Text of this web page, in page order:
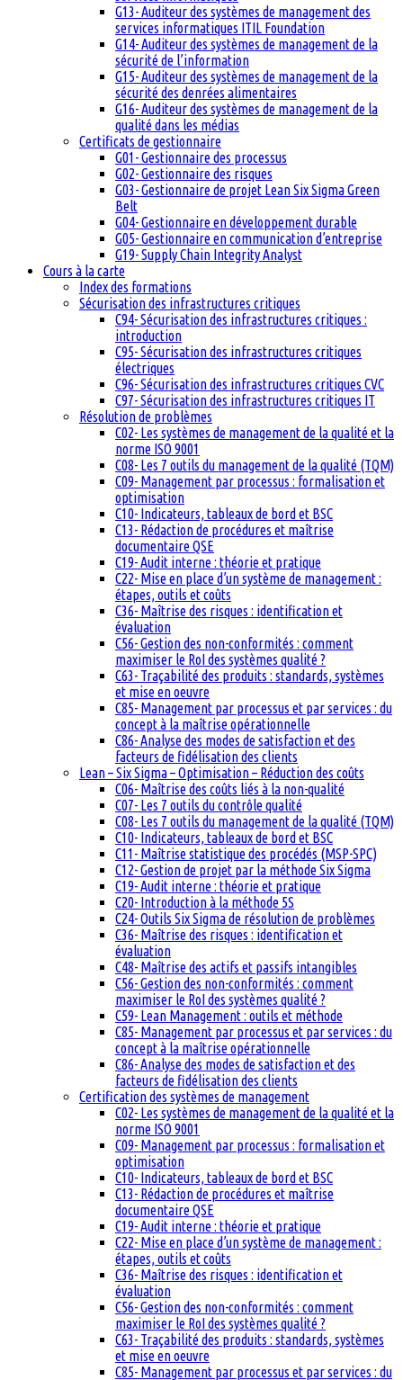
G13- Auditeur des systèmes de management des
services informatiques ITIL Foundation
G14- Auditeur des systèmes de management de la
sécurité de l’information
G15- Auditeur des systèmes de management de la
sécurité des denrées alimentaires
G16- Auditeur des systèmes de management de la
qualité dans les médias
Certificats de gestionnaire
G01- Gestionnaire des processus
G02- Gestionnaire des risques
G03- Gestionnaire de projet Lean Six Sigma Green
Belt
G04- Gestionnaire en développement durable
G05- Gestionnaire en communication d’entreprise
G19- Supply Chain Integrity Analyst
Cours à la carte
Index des formations
Sécurisation des infrastructures critiques
C94- Sécurisation des infrastructures critiques :
introduction
C95- Sécurisation des infrastructures critiques
électriques
C96- Sécurisation des infrastructures critiques CVC
C97- Sécurisation des infrastructures critiques IT
Résolution de problèmes
C02- Les systèmes de management de la qualité et la
norme ISO 9001
C08- Les 7 outils du management de la qualité (TQM)
C09- Management par processus : formalisation et
optimisation
C10- Indicateurs, tableaux de bord et BSC
C13- Rédaction de procédures et maîtrise
documentaire QSE
C19- Audit interne : théorie et pratique
C22- Mise en place d’un système de management :
étapes, outils et coûts
C36- Maîtrise des risques : identification et
évaluation
C56- Gestion des non-conformités : comment
maximiser le RoI des systèmes qualité ?
C63- Traçabilité des produits : standards, systèmes
et mise en oeuvre
C85- Management par processus et par services : du
concept à la maîtrise opérationnelle
C86- Analyse des modes de satisfaction et des
facteurs de fidélisation des clients
Lean – Six Sigma – Optimisation – Réduction des coûts
C06- Maîtrise des coûts liés à la non-qualité
C07- Les 7 outils du contrôle qualité
C08- Les 7 outils du management de la qualité (TQM)
C10- Indicateurs, tableaux de bord et BSC
C11- Maîtrise statistique des procédés (MSP-SPC)
C12- Gestion de projet par la méthode Six Sigma
C19- Audit interne : théorie et pratique
C20- Introduction à la méthode 5S
C24- Outils Six Sigma de résolution de problèmes
C36- Maîtrise des risques : identification et
évaluation
C48- Maîtrise des actifs et passifs intangibles
C56- Gestion des non-conformités : comment
maximiser le RoI des systèmes qualité ?
C59- Lean Management : outils et méthode
C85- Management par processus et par services : du
concept à la maîtrise opérationnelle
C86- Analyse des modes de satisfaction et des
facteurs de fidélisation des clients
Certification des systèmes de management
C02- Les systèmes de management de la qualité et la
norme ISO 9001
C09- Management par processus : formalisation et
optimisation
C10- Indicateurs, tableaux de bord et BSC
C13- Rédaction de procédures et maîtrise
documentaire QSE
C19- Audit interne : théorie et pratique
C22- Mise en place d’un système de management :
étapes, outils et coûts
C36- Maîtrise des risques : identification et
évaluation
C56- Gestion des non-conformités : comment
maximiser le RoI des systèmes qualité ?
C63- Traçabilité des produits : standards, systèmes
et mise en oeuvre
C85- Management par processus et par services : du